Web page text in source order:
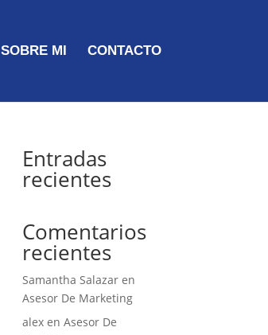
SOBRE MI CONTACTO
Entradas
recientes
Comentarios
recientes
Samantha Salazar en
Asesor De Marketing
alex enAsesor De